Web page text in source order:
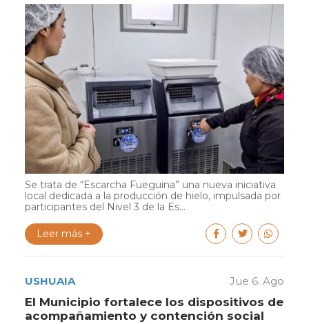
Se trata de “Escarcha Fueguina” una nueva iniciativa
local dedicada a la producción de hielo, impulsada por
participantes del Nivel 3 de la Es...
Leer más +
USHUAIA Jue 6. Ago
El Municipio fortalece los dispositivos de
acompañamiento y contención social